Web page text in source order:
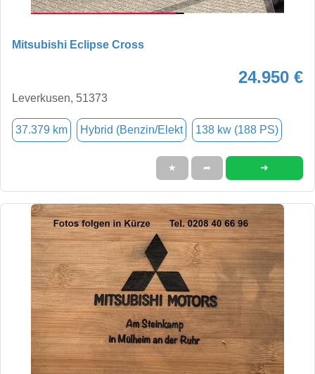
Mitsubishi Eclipse Cross
24.950 €
Leverkusen, 51373
37.379 km Hybrid (Benzin/Elekt 138 kw (188 PS)
★ ➦ ➜